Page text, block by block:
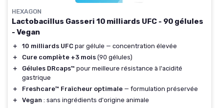
HEXAGON
Lactobacillus Gasseri 10 milliards UFC - 90 gélules
- Vegan
＋ 10 milliards UFC par gélule — concentration élevée
＋
Cure complète +3 mois (90 gélules)
＋
Gélules DRcaps™ pour meilleure résistance à l'acidité
gastrique
＋
Freshcare™ Fraîcheur optimale — formulation préservée
＋
Vegan : sans ingrédients d'origine animale